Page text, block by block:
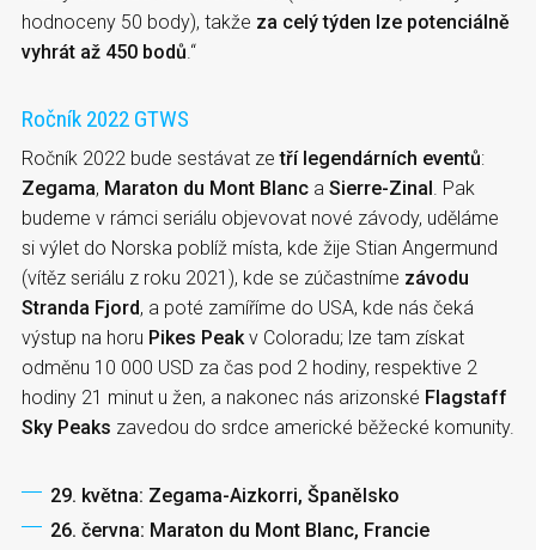
hodnoceny 50 body), takže za celý týden lze potenciálně
vyhrát až 450 bodů.“
Ročník 2022 GTWS
Ročník 2022 bude sestávat ze tří legendárních eventů:
Zegama, Maraton du Mont Blanc a Sierre-Zinal . Pak
budeme v rámci seriálu objevovat nové závody, uděláme
si výlet do Norska poblíž místa, kde žije Stian Angermund
(vítěz seriálu z roku 2021), kde se zúčastníme závodu
Stranda Fjord, a poté zamíříme do USA, kde nás čeká
výstup na horu Pikes Peakv Coloradu; lze tam získat
odměnu 10 000 USD za čas pod 2 hodiny, respektive 2
hodiny 21 minut u žen, a nakonec nás arizonské Flagstaff
Sky Peaks zavedou do srdce americké běžecké komunity.
29. května: Zegama-Aizkorri, Španělsko
26. června: Maraton du Mont Blanc, Francie